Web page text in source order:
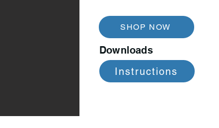
SHOP NOW
Downloads
Instructions